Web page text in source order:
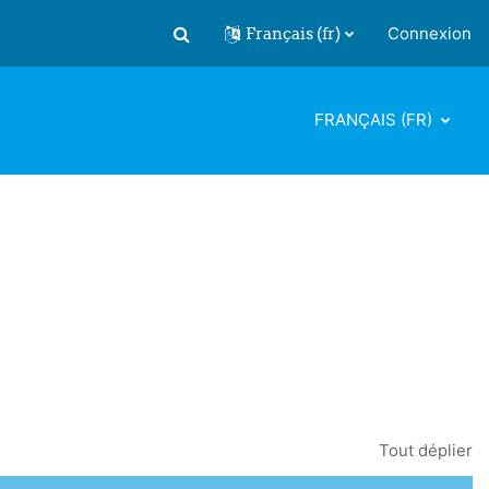
Activer/désactiver la saisie de
Français ‎(fr)‎ Connexion
FRANÇAIS ‎(FR)‎
Tout déplier